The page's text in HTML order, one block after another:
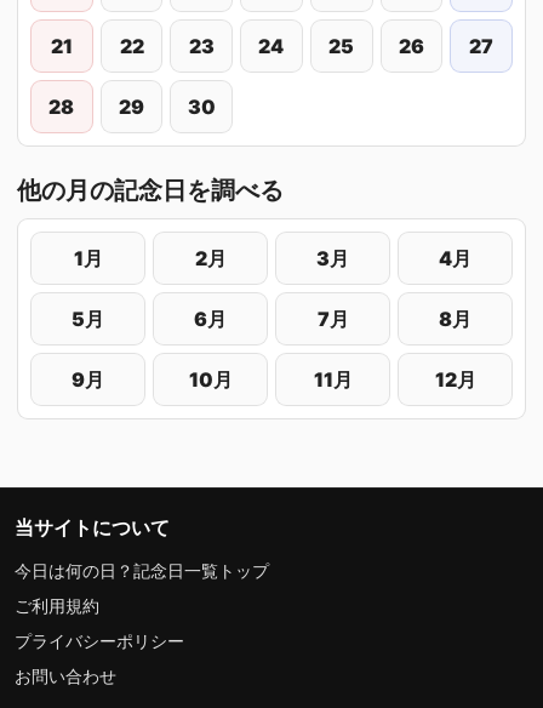
21 22 23 24 25 26 27
28 29 30
他の月の記念日を調べる
1月 2月 3月 4月
5月 6月 7月 8月
9月 10月 11月 12月
当サイトについて
今日は何の日？記念日一覧トップ
ご利用規約
プライバシーポリシー
お問い合わせ